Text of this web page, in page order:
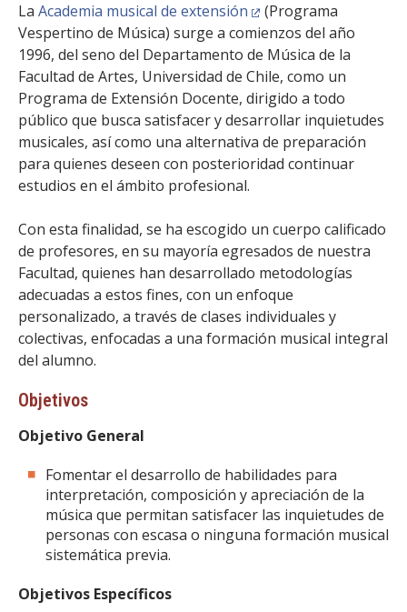
CREACIÓNE INVESTIGACIÓN
BIBLIOTECA
DEPARTAMENTOS
FACULTAD
Estudiantes Funcionarias/os
La Academia musical de extensión
(Programa
Vespertino de Música) surge a comienzos del año
1996, del seno del Departamento de Música de la
Facultad de Artes, Universidad de Chile, como un
Programa de Extensión Docente, dirigido a todo
público que busca satisfacer y desarrollar inquietudes
musicales, así como una alternativa de preparación
para quienes deseen con posterioridad continuar
estudios en el ámbito profesional.
Con esta finalidad, se ha escogido un cuerpo calificado
de profesores, en su mayoría egresados de nuestra
Facultad, quienes han desarrollado metodologías
adecuadas a estos fines, con un enfoque
personalizado, a través de clases individuales y
colectivas, enfocadas a una formación musical integral
del alumno.
Objetivos
Objetivo General
Fomentar el desarrollo de habilidades para
interpretación, composición y apreciación de la
música que permitan satisfacer las inquietudes de
personas con escasa o ninguna formación musical
sistemática previa.
Objetivos Específicos